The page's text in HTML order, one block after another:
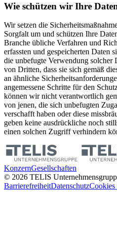
Wie schützen wir Ihre
Wir setzen die
Sorgfalt um und schützen Ihre
Branche übliche Verfahren und
erfassten und gespeicherten Daten
die unbefugte Verwendung solcher
von Dritten, dass sie sich gemäß
an ähnliche
angemessene Schritte für den
können wir nicht verantwortlich
von jenen, die sich unbefugten
verschafft haben oder diese
geben keine ausdrückliche noch
einen solchen Zugriff verhindern
KonzernGesellschaften
© 2026 TELIS
BarrierefreiheitDatenschutzCookies